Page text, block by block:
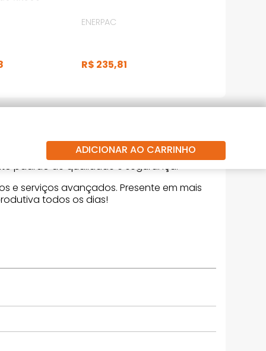
ENERPAC
R$ 235,81
ADICIONAR AO CARRINHO
padrão de qualidade e segurança.
e serviços avançados. Presente em mais
todos os dias!